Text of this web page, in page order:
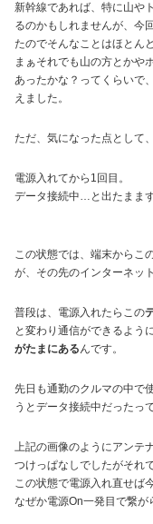
新幹線であれば、特に山や
るのかもしれませんが、今
たのでそんなことはほとん
まぁそれでも山の方とかや
あったかな？ってくらいで
えました。
ただ、気になった点として
電源入れてから1回目。
データ接続中…と出たまま
この状態では、端末からこ
が、その先のインターネッ
普段は、電源入れたらこの
と変わり通信ができるよう
がたまにあるんです。
先日も通勤のクルマの中で
うとデータ接続中だったっ
上記の画像のようにアンテ
つけっぱなしでしたがそれ
この状態で電源入れ直せば
なぜか電源On一発目で繋が